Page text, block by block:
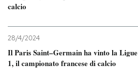
calcio
28/4/2024
Il Paris Saint–Germain ha vinto la Ligue
1, il campionato francese di calcio